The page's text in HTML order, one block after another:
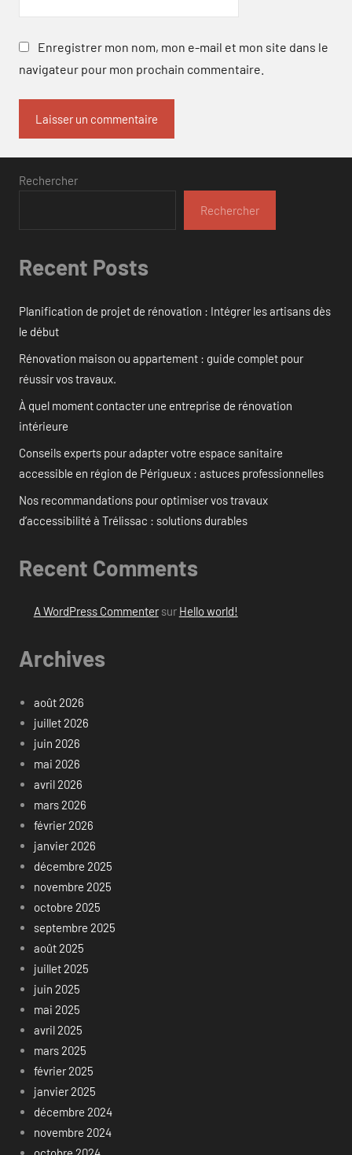
Enregistrer mon nom, mon e-mail et mon site dans le
navigateur pour mon prochain commentaire.
Rechercher
Rechercher
Recent Posts
Planification de projet de rénovation : Intégrer les artisans dès
le début
Rénovation maison ou appartement : guide complet pour
réussir vos travaux.
À quel moment contacter une entreprise de rénovation
intérieure
Conseils experts pour adapter votre espace sanitaire
accessible en région de Périgueux : astuces professionnelles
Nos recommandations pour optimiser vos travaux
d’accessibilité à Trélissac : solutions durables
Recent Comments
A WordPress Commentersur Hello world!
Archives
août 2026
juillet 2026
juin 2026
mai 2026
avril 2026
mars 2026
février 2026
janvier 2026
décembre 2025
novembre 2025
octobre 2025
septembre 2025
août 2025
juillet 2025
juin 2025
mai 2025
avril 2025
mars 2025
février 2025
janvier 2025
décembre 2024
novembre 2024